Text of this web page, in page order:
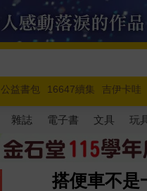
公益書包 16647續集 吉伊卡哇
馬斯克 玩具總動員5 超慢跑
雜誌 電子書 文具 玩
搭便車不是